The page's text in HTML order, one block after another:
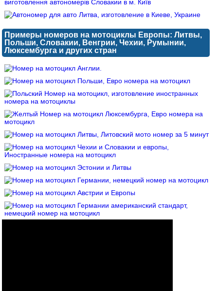
Примеры номеров на мотоциклы Европы: Литвы,
Польши, Словакии, Венгрии, Чехии, Румынии,
Люксембурга и других стран